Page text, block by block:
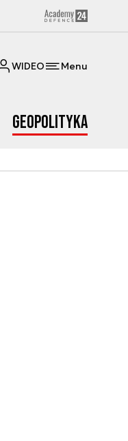
WIDEO Menu
Geopolityka